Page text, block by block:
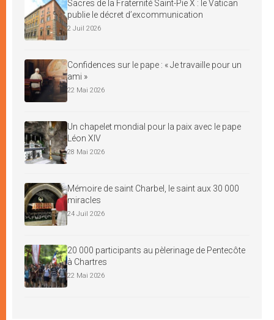
Sacres de la Fraternité Saint-Pie X : le Vatican
publie le décret d’excommunication
2 Juil 2026
Confidences sur le pape : « Je travaille pour un
ami »
22 Mai 2026
Un chapelet mondial pour la paix avec le pape
Léon XIV
28 Mai 2026
Mémoire de saint Charbel, le saint aux 30 000
miracles
24 Juil 2026
20 000 participants au pèlerinage de Pentecôte
à Chartres
22 Mai 2026